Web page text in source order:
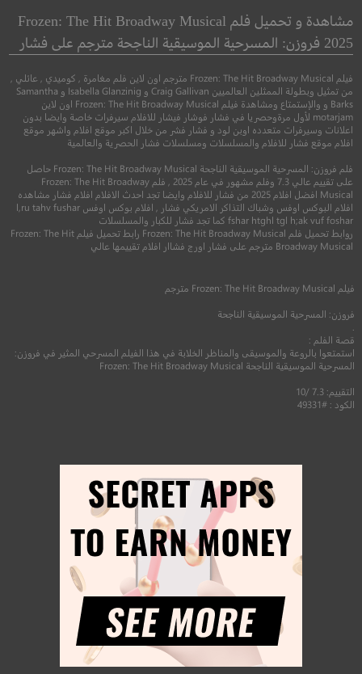
افضل خمسة
6.9
5.8
مشاهدة و تحميل فلم Frozen: The Hit Broadway Musical
2025 فروزن: المسرحية الموسيقية الناجحة مترجم على فشار
فيلم Frozen: The Hit Broadway Musical مترجم اون لاين فلم مغامرة , كوميدي , عائلي ,
من تمثيل وبطولة الممثلين العالميين Craig Gallivan و Isabella Glanzinig و Samantha
Barks و والإستمتاع ومشاهدة فيلم Frozen: The Hit Broadway Musical اون لاين
motarjam لأول مرةوحصريا في فشار فوشار فيشار للافلام سيرفرات خاصة وايضا بدون
اعلانات وسيرفرات متعدده اوبن لود و فشار فشر من خلال اكبر موقع افلام واشهر موقع
افلام موقع فشار للافلام والمسلسلات ومسلسلات فشار الحصرية والعالمية
فلم فروزن: المسرحية الموسيقية الناجحة Frozen: The Hit Broadway Musical حاصل
على تقييم عالي 7.3 وفلم مشهور في عام 2025 , فلم Frozen: The Hit Broadway
Musical افضل افلام 2025 من فشار للافلام وايضا تجد احدث الافلام افلام فشار مشاهده
افلام البوكس اوفس وشباك التذاكر الامريكي فشار , افلام بوكس اوفس l,ru tahv fushar
fshar htghl tgl h;ak vuf foshar كما تجد فشار للكبار والمسلسلات
روابط تحميل فلم Frozen: The Hit Broadway Musical رابط تحميل فيلم Frozen: The Hit
Broadway Musical مترجم على فشار اورج فشاار افلام تقييمها عالي
فيلم Frozen: The Hit Broadway Musical مترجم
فروزن: المسرحية الموسيقية الناجحة
قصة الفلم :
استمتعوا بالروعة والموسيقى والمناظر الخلابة في هذا الفيلم المسرحي المثير في فروزن:
المسرحية الموسيقية الناجحة Frozen: The Hit Broadway Musical
التقييم: 7.3 /10
الكود : #49331